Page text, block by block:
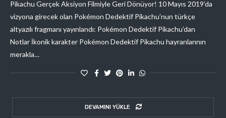
Pikachu Gerçek Aksiyon Filmiyle Geri Dönüyor! 10 Mayıs 2019’da
vizyona girecek olan Pokémon Dedektif Pikachu’nun türkçe
altyazılı fragmanı yayınlandı: Pokémon Dedektif Pikachu’dan
Notlar İkonik karakter Pokémon Dedektif Pikachu hayranlarının
merakla…
DEVAMINI YÜKLE